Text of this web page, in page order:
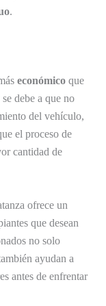
.
económico que
debe a que no
del vehículo,
el proceso de
cantidad de
ofrece un
que desean
no solo
ayudan a
antes de enfrentar